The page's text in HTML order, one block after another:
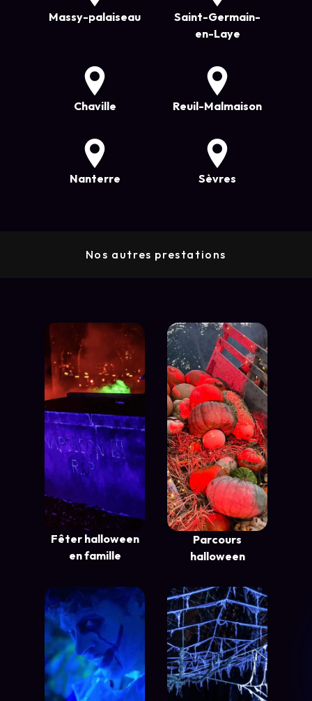
Massy-palaiseau
Saint-Germain-
en-Laye
Chaville Reuil-Malmaison
Nanterre Sèvres
Nos autres prestations
Fêter halloween
en famille
Parcours
halloween